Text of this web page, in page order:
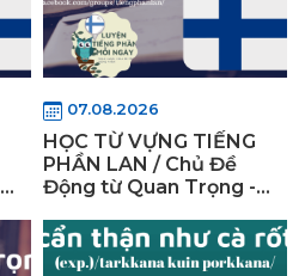
07.08.2026
HỌC TỪ VỰNG TIẾNG
PHẦN LAN / Chủ Đề
Động từ Quan Trọng -